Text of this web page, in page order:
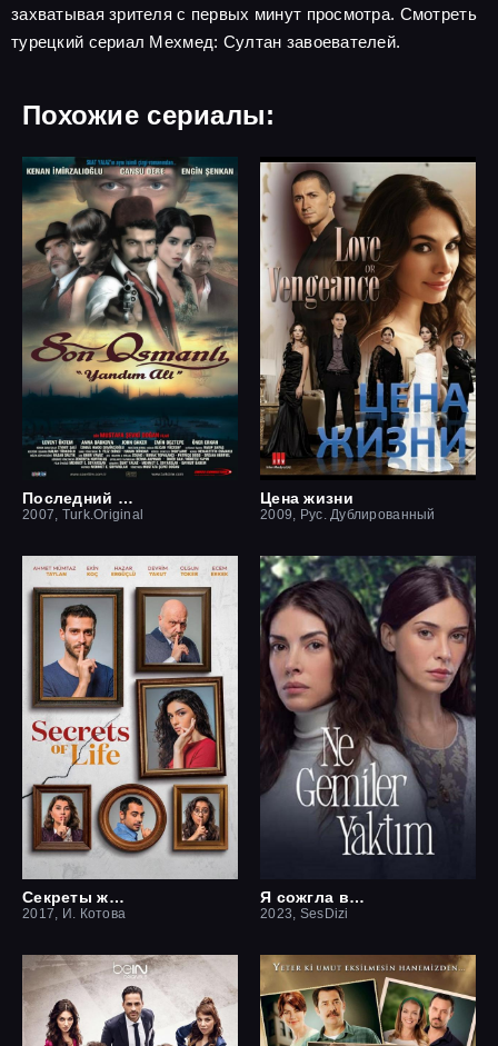
захватывая зрителя с первых минут просмотра. Смотреть
турецкий сериал Мехмед: Султан завоевателей.
Похожие сериалы:
Последний оттоман: Яндим Али
2007, Turk.Original
Цена жизни
2009, Рус. Дублированный
Секреты жизни
2017, И. Котова
Я сожгла все мосты / Какие корабли я сжёг
2023, SesDizi